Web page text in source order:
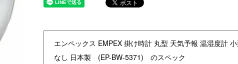
エンペックス EMPEX 掛け時計 丸型 天気予報 温湿度計
なし 日本製 (EP-BW-5371) のスペック